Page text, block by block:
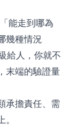
能走到哪為
幾種情況
給人，你就不
末端的驗證量
承擔責任、需